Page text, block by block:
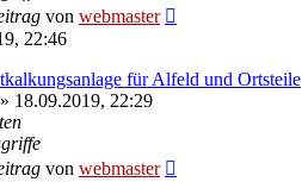
von webmaster
22:46
für Alfeld und Ortsteile
18.09.2019, 22:29
von webmaster